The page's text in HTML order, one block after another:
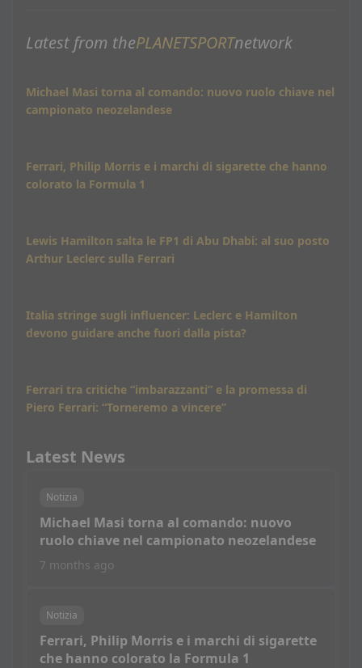
Latest from thePLANETSPORTnetwork
Michael Masi torna al comando: nuovo ruolo chiave nel
campionato neozelandese
Ferrari, Philip Morris e i marchi di sigarette che hanno
colorato la Formula 1
Lewis Hamilton salta le FP1 di Abu Dhabi: al suo posto
Arthur Leclerc sulla Ferrari
Italia stringe sugli influencer: Leclerc e Hamilton
devono guidare anche fuori dalla pista?
Ferrari tra critiche “imbarazzanti” e la promessa di
Piero Ferrari: “Torneremo a vincere”
Latest News
Notizia
Michael Masi torna al comando: nuovo
ruolo chiave nel campionato neozelandese
7 months ago
Notizia
Ferrari, Philip Morris e i marchi di sigarette
che hanno colorato la Formula 1